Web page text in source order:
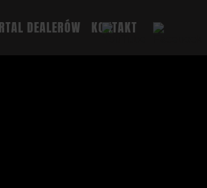
DEALERÓW KONTAKT